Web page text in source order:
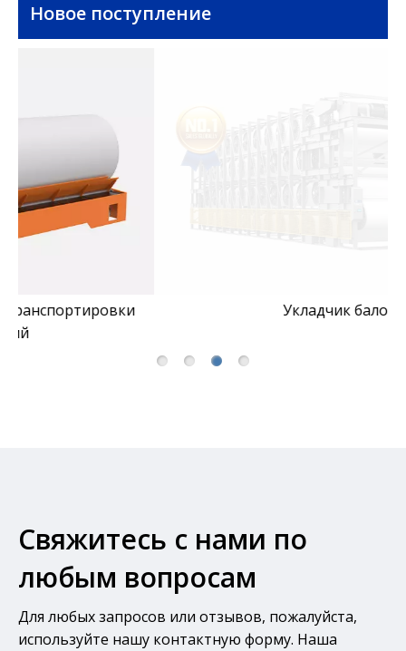
Новое поступление
Свяжитесь с нами по
любым вопросам
Для любых запросов или отзывов, пожалуйста,
используйте нашу контактную форму. Наша